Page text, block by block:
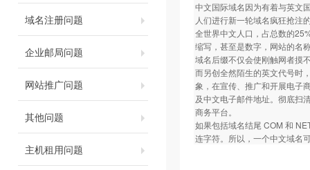
域名注册问题
企业邮局问题
网站推广问题
其他问题
主机租用问题
中文国际域名因为有着与英文
人们进行新一轮域名疯狂抢注
全世界中文人口，占总数的
缩写，甚至是数字，网站的名
域名后缀不仅会使刚触网者摸
而另创全然陌生的英文代号时
象，在宣传、推广和开展电子
及中文电子邮件地址。彻底扫
商务平台。
如果包括域名结尾 COM 和
连字符。所以，一个中文域名